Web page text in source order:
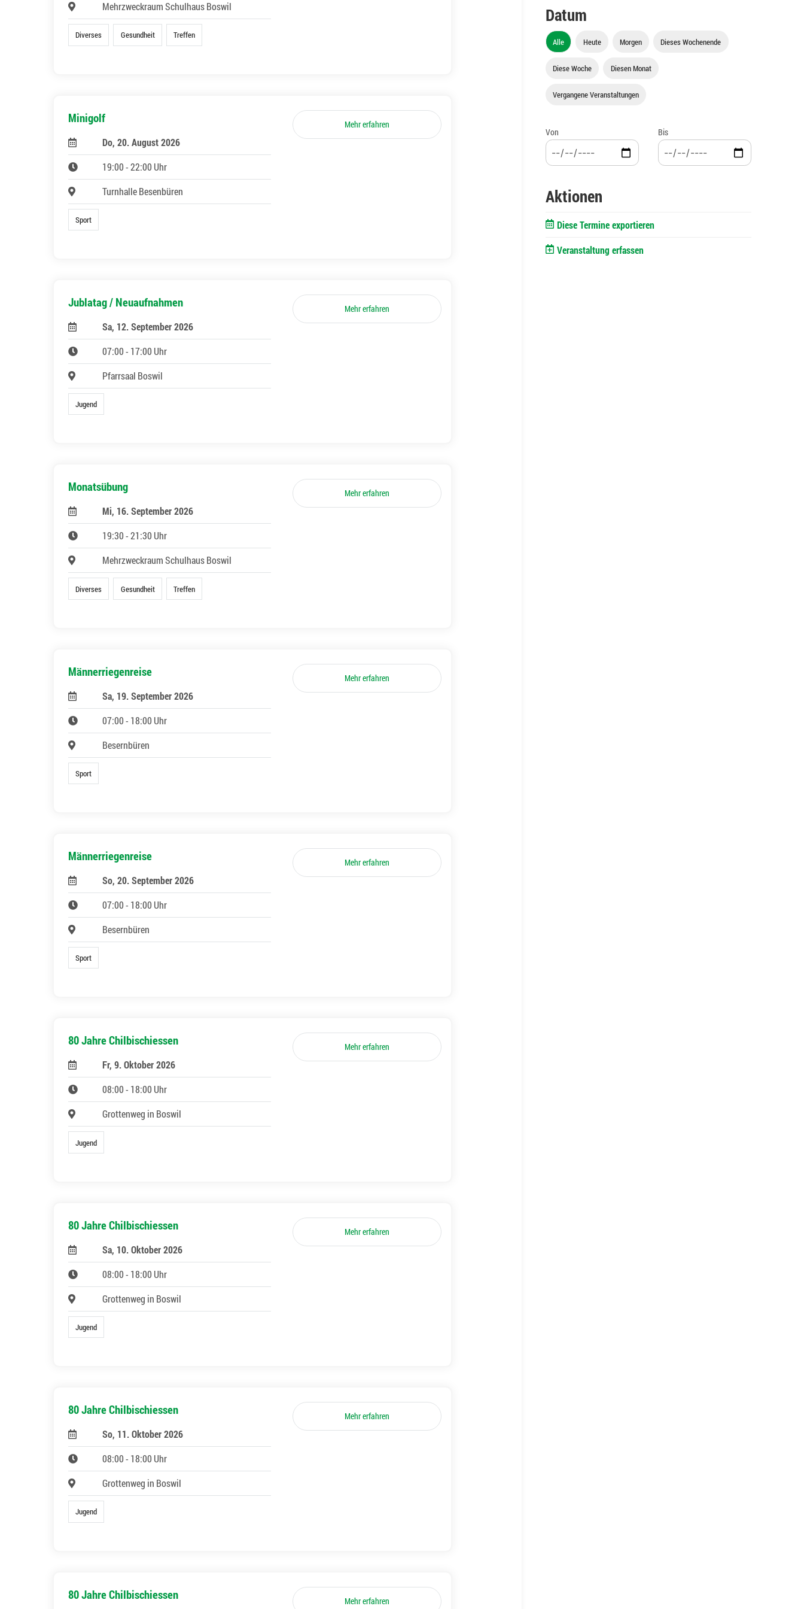
Mehrzweckraum Schulhaus Boswil
Diverses Gesundheit Treffen
Minigolf
Do, 20. August 2026
19:00 - 22:00 Uhr
Turnhalle Besenbüren
Sport
Mehr erfahren
Jublatag / Neuaufnahmen
Sa, 12. September 2026
07:00 - 17:00 Uhr
Pfarrsaal Boswil
Jugend
Mehr erfahren
Monatsübung
Mi, 16. September 2026
19:30 - 21:30 Uhr
Mehrzweckraum Schulhaus Boswil
Diverses Gesundheit Treffen
Mehr erfahren
Männerriegenreise
Sa, 19. September 2026
07:00 - 18:00 Uhr
Besernbüren
Sport
Mehr erfahren
Männerriegenreise
So, 20. September 2026
07:00 - 18:00 Uhr
Besernbüren
Sport
Mehr erfahren
80 Jahre Chilbischiessen
Fr, 9. Oktober 2026
08:00 - 18:00 Uhr
Grottenweg in Boswil
Jugend
Mehr erfahren
80 Jahre Chilbischiessen
Sa, 10. Oktober 2026
08:00 - 18:00 Uhr
Grottenweg in Boswil
Jugend
Mehr erfahren
80 Jahre Chilbischiessen
So, 11. Oktober 2026
08:00 - 18:00 Uhr
Grottenweg in Boswil
Jugend
Mehr erfahren
80 Jahre Chilbischiessen Mehr erfahren
Datum
Alle Heute Morgen Dieses Wochenende
Diese Woche Diesen Monat
Vergangene Veranstaltungen
Von Bis
Aktionen
Diese Termine exportieren
Veranstaltung erfassen